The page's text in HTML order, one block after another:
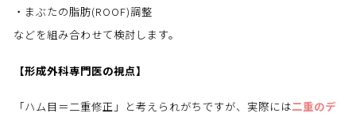
・まぶたの脂肪(ROOF)調整
などを組み合わせて検討します。
【形成外科専門医の視点】
「ハム目＝二重修正」と考えられがちですが、実際には二重のデ